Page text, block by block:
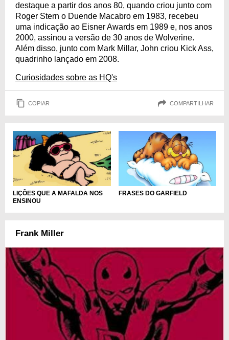
destaque a partir dos anos 80, quando criou junto com
Roger Stern o Duende Macabro em 1983, recebeu
uma indicação ao Eisner Awards em 1989 e, nos anos
2000, assinou a versão de 30 anos de Wolverine.
Além disso, junto com Mark Millar, John criou Kick Ass,
quadrinho lançado em 2008.
Curiosidades sobre as HQ's
COPIAR COMPARTILHAR
LIÇÕES QUE A MAFALDA NOS
ENSINOU
FRASES DO GARFIELD
Frank Miller